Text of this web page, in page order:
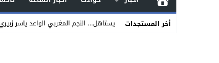
أخر المستجدات
يستاهل… النجم المغربي الواعد ياسر